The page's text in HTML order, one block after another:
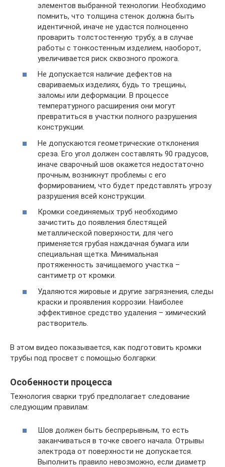
элементов выбранной технологии. Необходимо
помнить, что толщина стенок должна быть
идентичной, иначе не удастся полноценно
проварить толстостенную трубу, а в случае
работы с тонкостенным изделием, наоборот,
увеличивается риск сквозного прожога.
Не допускается наличие дефектов на
свариваемых изделиях, будь то трещины,
заломы или деформации. В процессе
температурного расширения они могут
превратиться в участки полного разрушения
конструкции.
Не допускаются геометрические отклонения
среза. Его угол должен составлять 90 градусов,
иначе сварочный шов окажется недостаточно
прочным, возникнут проблемы с его
формированием, что будет представлять угрозу
разрушения всей конструкции.
Кромки соединяемых труб необходимо
зачистить до появления блестящей
металлической поверхности, для чего
применяется грубая наждачная бумага или
специальная щетка. Минимальная
протяженность зачищаемого участка –
сантиметр от кромки.
Удаляются жировые и другие загрязнения, следы
краски и проявления коррозии. Наиболее
эффективное средство удаления – химический
растворитель.
В этом видео показывается, как подготовить кромки
трубы под просвет с помощью болгарки:
Особенности процесса
Технология сварки труб предполагает следование
следующим правилам:
Шов должен быть беспрерывным, то есть
заканчиваться в точке своего начала. Отрывы
электрода от поверхности не допускается.
Выполнить правило невозможно, если диаметр